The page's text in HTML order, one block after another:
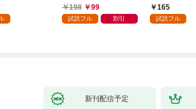
ころ、無表情な旦那様
が「愛してる」と言っ
198 99
試読フル 割引
～１165
試読フル
新刊配信予定